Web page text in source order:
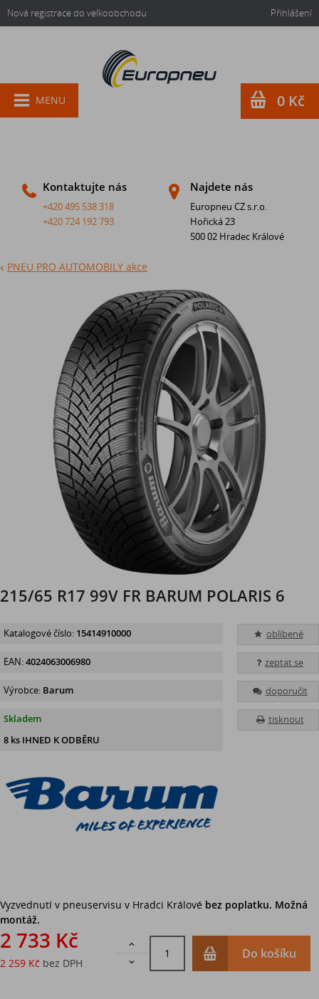
Nová registrace do velkoobchodu Přihlášení
Kontaktujte nás
+420 495 538 318
+420 724 192 793
Najdete nás
Europneu CZ s.r.o.
Hořická 23
500 02 Hradec Králové
MENU 0 Kč
PNEU PRO AUTOMOBILY akce
215/65 R17 99V FR BARUM POLARIS 6
oblíbené
zeptat se
doporučit
tisknout
Katalogové číslo: 15414910000
EAN:4024063006980
Výrobce: Barum
Skladem
8 ks IHNED K ODBĚRU
Vyzvednutí v pneuservisu v Hradci Králové bez poplatku. Možná
montáž.
2 733 Kč
2 259 Kč bez DPH


Do košíku